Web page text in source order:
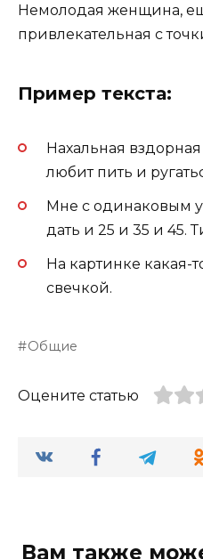
Немолодая женщина,
привлекательная с
Пример текста:
Нахальная вздорная
любит пить и
Мне с одинаковым
дать и 25 и 35 и 45.
На картинке какая-
свечкой.
Общие
Оцените статью
Вам также